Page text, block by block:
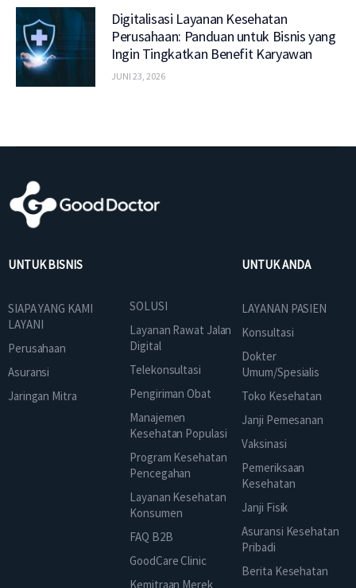
Digitalisasi Layanan Kesehatan
Perusahaan: Panduan untuk Bisnis yang
Ingin Tingkatkan Benefit Karyawan
JUNI 23, 2026
UNTUK BISNIS
SIAPA YANG KAMI
LAYANI
Perusahaan
Asuransi
Jaringan Mitra
SOLUSI
Layanan Rawat Jalan
Digital
Telekonsultasi
Pengiriman Obat
Manajemen
Kesehatan Populasi
Program Kesehatan
Pencegahan
Layanan Kesehatan
Konsumen
FAQ B2B
GoodCare Clinic
Kemitraan Merek
UNTUK ANDA
LAYANAN PASIEN
Konsultasi
Dokter
Umum/Spesialis
Toko Kesehatan
Janji Pemesanan
Vaksinasi
Pemeriksaan
Kesehatan
Janji Fisik
Asuransi Kesehatan
Pribadi
Berita Kesehatan